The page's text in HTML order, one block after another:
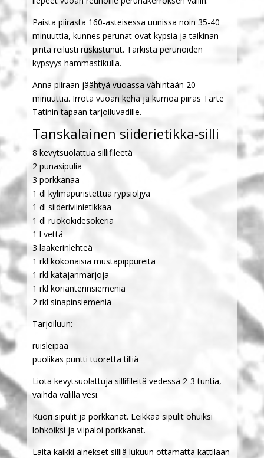
Paista piirasta 160-asteisessa uunissa noin 35-40
minuuttia, kunnes perunat ovat kypsiä ja taikinan
pinta reilusti ruskistunut. Tarkista perunoiden
kypsyys hammastikulla.
Anna piiraan jäähtyä vuoassa vähintään 20
minuuttia. Irrota vuoan kehä ja kumoa piiras Tarte
Tatinin tapaan tarjoiluvadille.
Tanskalainen siiderietikka-silli
8 kevytsuolattua sillifileetä
2 punasipulia
3 porkkanaa
1 dl kylmäpuristettua rypsiöljyä
1 dl siideriviinietikkaa
1 dl ruokokidesokeria
1 l vettä
3 laakerinlehteä
1 rkl kokonaisia mustapippureita
1 rkl katajanmarjoja
1 rkl korianterinsiemeniä
2 rkl sinapinsiemeniä
Tarjoiluun:
ruisleipää
puolikas puntti tuoretta tilliä
Liota kevytsuolattuja sillifileitä vedessä 2-3 tuntia,
vaihda välillä vesi.
Kuori sipulit ja porkkanat. Leikkaa sipulit ohuiksi
lohkoiksi ja viipaloi porkkanat.
Laita kaikki ainekset silliä lukuun ottamatta kattilaan